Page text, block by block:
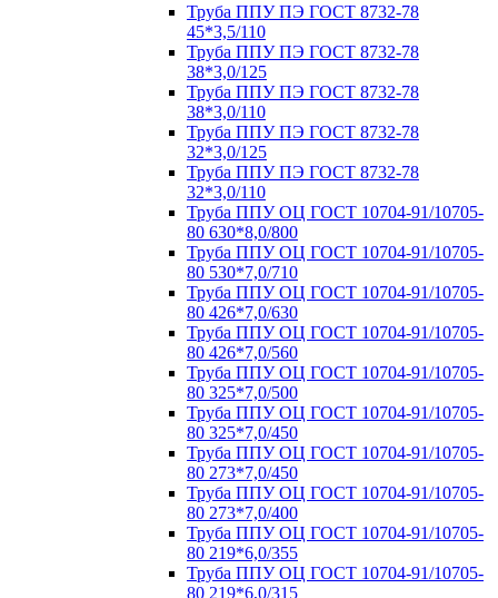
Труба ППУ ПЭ ГОСТ 8732-78
45*3,5/110
Труба ППУ ПЭ ГОСТ 8732-78
38*3,0/125
Труба ППУ ПЭ ГОСТ 8732-78
38*3,0/110
Труба ППУ ПЭ ГОСТ 8732-78
32*3,0/125
Труба ППУ ПЭ ГОСТ 8732-78
32*3,0/110
Труба ППУ ОЦ ГОСТ 10704-91/10705-
80 630*8,0/800
Труба ППУ ОЦ ГОСТ 10704-91/10705-
80 530*7,0/710
Труба ППУ ОЦ ГОСТ 10704-91/10705-
80 426*7,0/630
Труба ППУ ОЦ ГОСТ 10704-91/10705-
80 426*7,0/560
Труба ППУ ОЦ ГОСТ 10704-91/10705-
80 325*7,0/500
Труба ППУ ОЦ ГОСТ 10704-91/10705-
80 325*7,0/450
Труба ППУ ОЦ ГОСТ 10704-91/10705-
80 273*7,0/450
Труба ППУ ОЦ ГОСТ 10704-91/10705-
80 273*7,0/400
Труба ППУ ОЦ ГОСТ 10704-91/10705-
80 219*6,0/355
Труба ППУ ОЦ ГОСТ 10704-91/10705-
80 219*6,0/315